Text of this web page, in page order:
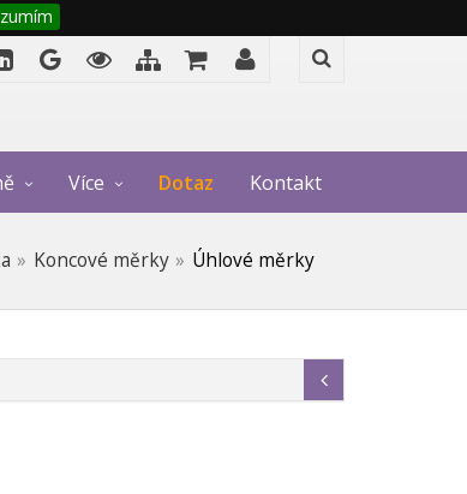
Více Dotaz Kontakt
Koncové měrky Úhlové měrky